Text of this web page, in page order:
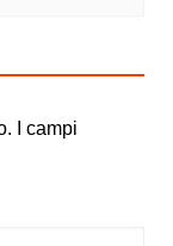
I campi